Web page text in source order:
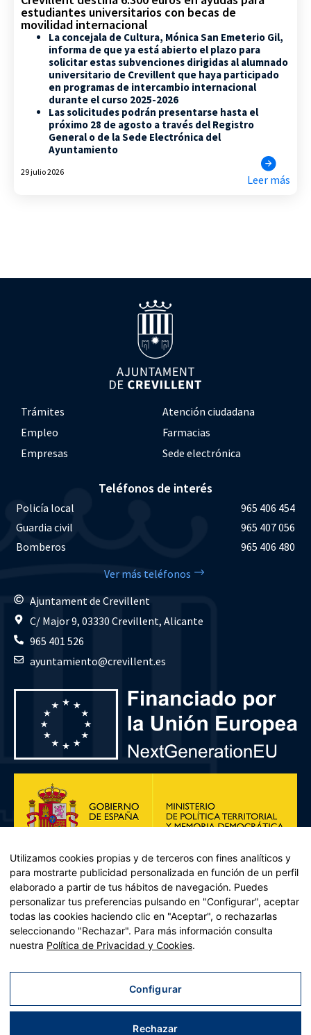
estudiantes universitarios con becas de
movilidad internacional
La concejala de Cultura, Mónica San Emeterio Gil,
informa de que ya está abierto el plazo para
solicitar estas subvenciones dirigidas al alumnado
universitario de Crevillent que haya participado
en programas de intercambio internacional
durante el curso 2025-2026
Las solicitudes podrán presentarse hasta el
próximo 28 de agosto a través del Registro
General o de la Sede Electrónica del
Ayuntamiento
29 julio 2026
Leer más
Trámites
Atención ciudadana
Empleo
Farmacias
Empresas
Sede electrónica
Teléfonos de interés
Policía local
965 406 454
Guardia civil
965 407 056
Bomberos
965 406 480
Ver más teléfonos
Ajuntament de Crevillent
C/ Major 9, 03330 Crevillent, Alicante
965 401 526
ayuntamiento@crevillent.es
Plan de Recuperación, Transformación y Resiliencia – Financiado por
Recuperación y resiliencia, establecido por el Reglamento (UE)
2021/241 del Parlamento Europeo y del Consejo, de 12 de febrero
Utilizamos cookies propias y de terceros con fines analíticos y
para mostrarte publicidad personalizada en función de un perfil
elaborado a partir de tus hábitos de navegación. Puedes
personalizar tus preferencias pulsando en "Configurar", aceptar
todas las cookies haciendo clic en "Aceptar", o rechazarlas
seleccionando "Rechazar". Para más información consulta
nuestra Política de Privacidad y Cookies.
Configurar
Rechazar